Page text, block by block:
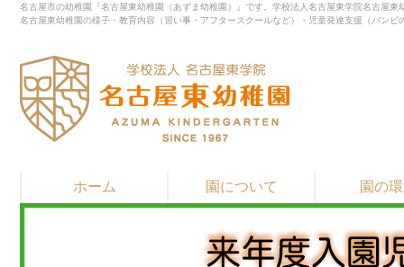
名古屋市の幼稚園『名古屋東幼稚園（あずま幼稚園）』です。学校法人名古屋東学院名古屋
名古屋東幼稚園の様子・教育内容（習い事・アフタースクールなど）・児童発達支援（バン
ホーム 園について 園の